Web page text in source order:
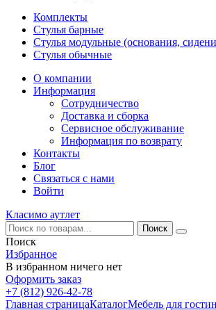
Комплекты
Стулья барные
Стулья модульные (основания,
Стулья обычные
О компании
Информация
Сотрудничество
Доставка и сборка
Сервисное обслуживание
Информация по возврату
Контакты
Блог
Связаться с нами
Войти
Класимо аутлет
Поиск
Избранное
В избранном ничего нет
Оформить заказ
+7 (812) 926-42-78
Главная страницаКаталогМебель для